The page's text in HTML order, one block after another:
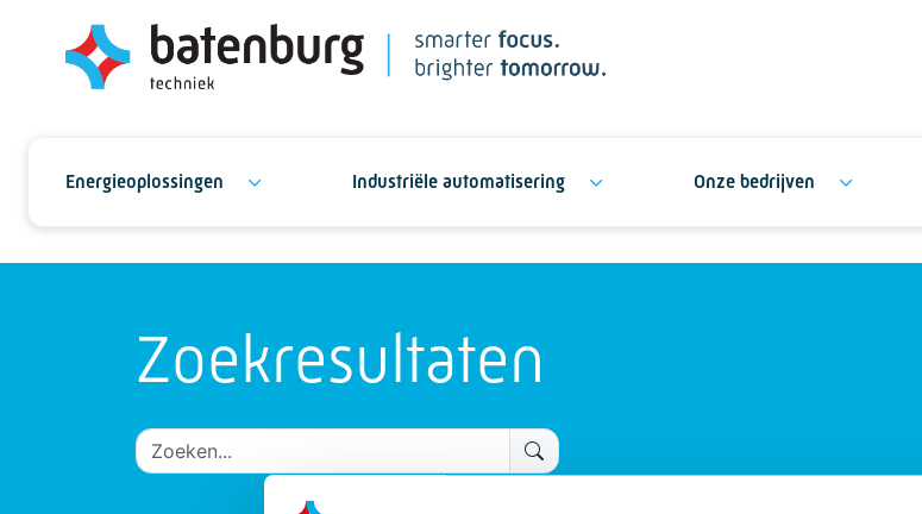
Energieoplossingen Industriële automatisering Onze bedrijven
Zoekresultaten